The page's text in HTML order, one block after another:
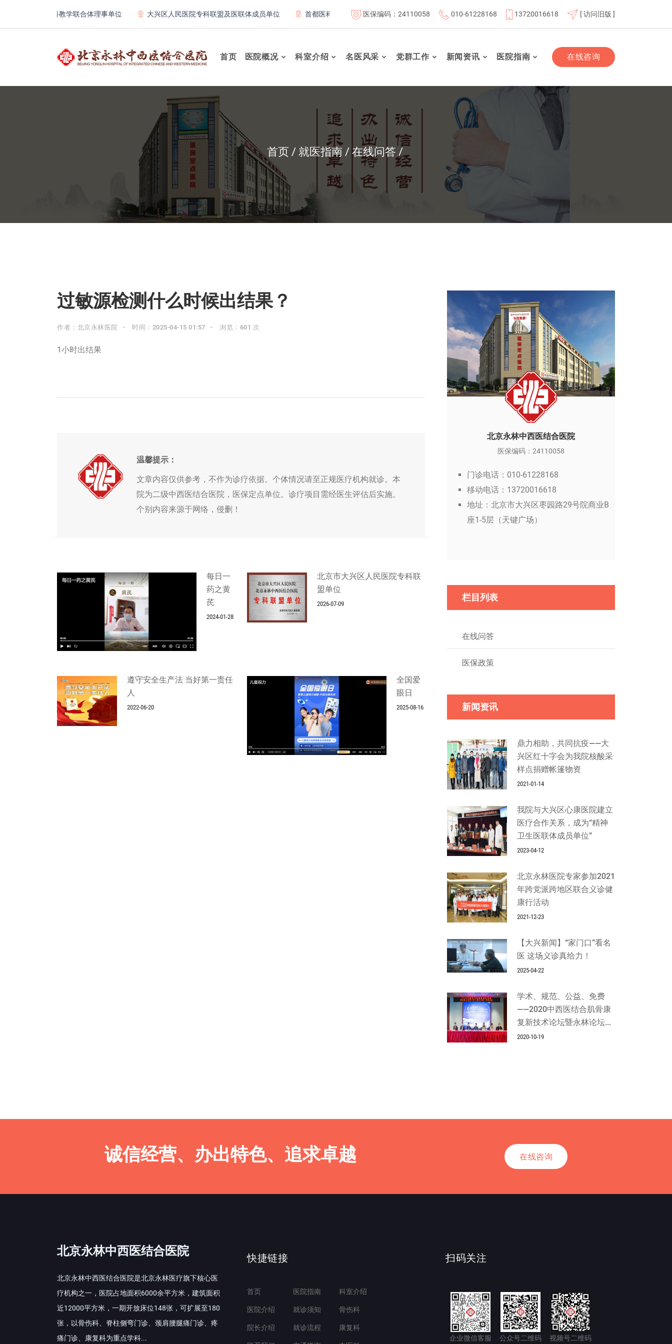
第一医院骨科教学联合体理事单位 大兴区人民医院专科联盟及医联体成员单位 首都医科大学附属北京康复医院联体成员单位 北京航天总医院联体成员单位 北京市老年友善医疗机构
医保编码：24110058 010-61228168 13720016618 [ 访问旧版 ]
首页 医院概况 科室介绍 名医风采 党群工作 新闻资讯 医院指南 在线咨询
首页 就医指南 在线问答
过敏源检测什么时候出结果？
作者：北京永林医院 时间：2025-04-15 01:57 浏览：601 次
1小时出结果
温馨提示：
文章内容仅供参考，不作为诊疗依据。个体情况请至正规医疗机构就诊。本
院为二级中西医结合医院，医保定点单位。诊疗项目需经医生评估后实施。
个别内容来源于网络，侵删！
每日一
药之黄
芪
2024-01-28
北京市大兴区人民医院专科联
盟单位
2026-07-09
遵守安全生产法 当好第一责任
人
2022-06-20
全国爱
眼日
2025-08-16
北京永林中西医结合医院
医保编码：24110058
门诊电话：010-61228168
移动电话：13720016618
地址：北京市大兴区枣园路29号院商业B
座1-5层（天键广场）
栏目列表
在线问答
医保政策
新闻资讯
鼎力相助，共同抗疫——大
兴区红十字会为我院核酸采
样点捐赠帐篷物资
2021-01-14
我院与大兴区心康医院建立
医疗合作关系，成为“精神
卫生医联体成员单位”
2023-04-12
北京永林医院专家参加2021
年跨党派跨地区联合义诊健
康行活动
2021-12-23
【大兴新闻】“家门口”看名
医 这场义诊真给力！
2025-04-22
学术、规范、公益、免费
——2020中西医结合肌骨康
复新技术论坛暨永林论坛...
2020-10-19
诚信经营、办出特色、追求卓越 在线咨询
北京永林中西医结合医院
北京永林中西医结合医院是北京永林医疗旗下核心医
疗机构之一，医院占地面积6000余平方米，建筑面积
近12000平方米，一期开放床位148张，可扩展至180
张，以骨伤科、脊柱侧弯门诊、颈肩腰腿痛门诊、疼
痛门诊、康复科为重点学科...
快捷链接
首页
医院介绍
院长介绍
医院指南
就诊须知
就诊流程
科室介绍
骨伤科
康复科
扫码关注
企业微信客服 公众号二维码 视频号二维码